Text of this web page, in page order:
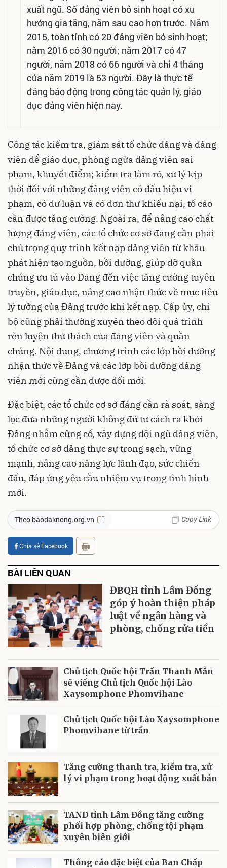
xuất ngũ. Số đảng viên bỏ sinh hoạt có xu
hướng gia tăng, năm sau cao hơn trước. Năm
2015, toàn tỉnh có 20 đảng viên bỏ sinh hoạt;
năm 2016 có 30 người; năm 2017 có 47
người, năm 2018 có 66 người và chỉ 4 tháng
của năm 2019 là 53 người. Đây là thực tế
đáng báo động trong công tác quản lý, giáo
dục đảng viên hiện nay.
Công tác kiểm tra, giám sát tổ chức đảng và đảng
viên để giáo dục, phòng ngừa đảng viên sai
phạm, khuyết điểm; kiểm tra làm rõ, xử lý kịp
thời đối với những đảng viên có dấu hiệu vi
phạm, có dư luận và có đơn thư khiếu nại, tố cáo
cần được tăng cường. Ngoài ra, để nâng cao chất
lượng đảng viên, các tổ chức cơ sở đảng cần phải
chú trọng quy trình kết nạp đảng viên từ khâu
phát hiện tạo nguồn, bồi dưỡng, giúp đỡ quần
chúng ưu tú vào Đảng đến việc tăng cường tuyên
truyền, giáo dục, nâng cao nhận thức về mục tiêu
lý tưởng của Đảng trước khi kết nạp. Cấp ủy, chi
bộ cũng phải thường xuyên theo dõi quá trình
rèn luyện thử thách của đảng viên và quần
chúng. Nội dung, chương trình các lớp bồi dưỡng
nhận thức về Đảng và các lớp bồi dưỡng đảng
viên mới cũng cần được đổi mới.
Đặc biệt, các tổ chức cơ sở đảng cần rà soát, sàng
lọc đưa những người không đủ tư cách ra khỏi
Đảng nhằm củng cố, xây dựng đội ngũ đảng viên,
tổ chức cơ sở đảng thực sự trong sạch, vững
mạnh, nâng cao năng lực lãnh đạo, sức chiến
đấu, đáp ứng yêu cầu nhiệm vụ trong tình hình
mới.
Theo baodaknong.org.vn Copy Link
Chia sẻ Facebook
BÀI LIÊN QUAN
ĐBQH tỉnh Lâm Đồng
góp ý hoàn thiện pháp
luật về ngân hàng và
phòng, chống rửa tiền
Chủ tịch Quốc hội Trần Thanh Mẫn
sẽ viếng Chủ tịch Quốc hội Lào
Xaysomphone Phomvihane
Chủ tịch Quốc hội Lào Xaysomphone
Phomvihane từ trần
Tăng cường thanh tra, kiểm tra, xử
lý vi phạm trong hoạt động xuất bản
TAND tỉnh Lâm Đồng tăng cường
phối hợp phòng, chống tội phạm
xuyên biên giới
Thông cáo đặc biệt của Ban Chấp